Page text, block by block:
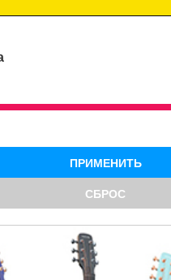
ПРИМЕНИТЬ
СБРОС